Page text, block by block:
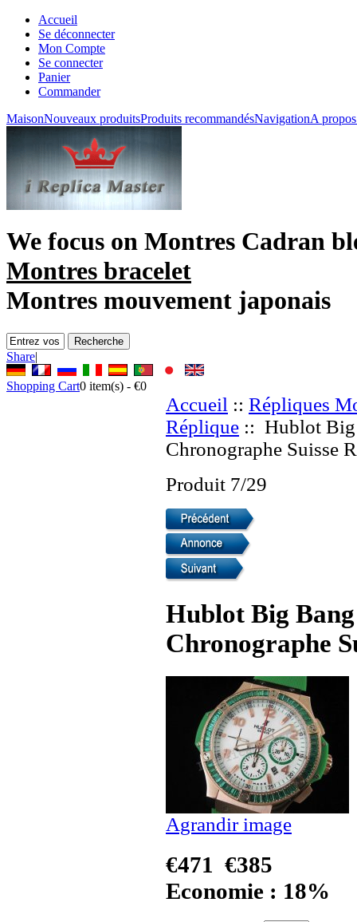
Accueil
Se déconnecter
Mon Compte
Se connecter
Panier
Commander
MaisonNouveaux produitsProduits recommandésNavigationA
We focus on Montres Cadran
Montres bracelet
Montres mouvement japonais
Share|
Shopping Cart0 item(s) - €0
Accueil :: Répliques
Réplique :: Hublot Big
Chronographe Suisse
Produit 7/29
Hublot Big
Chronographe
Agrandir image
€471 €385
Economie : 18%